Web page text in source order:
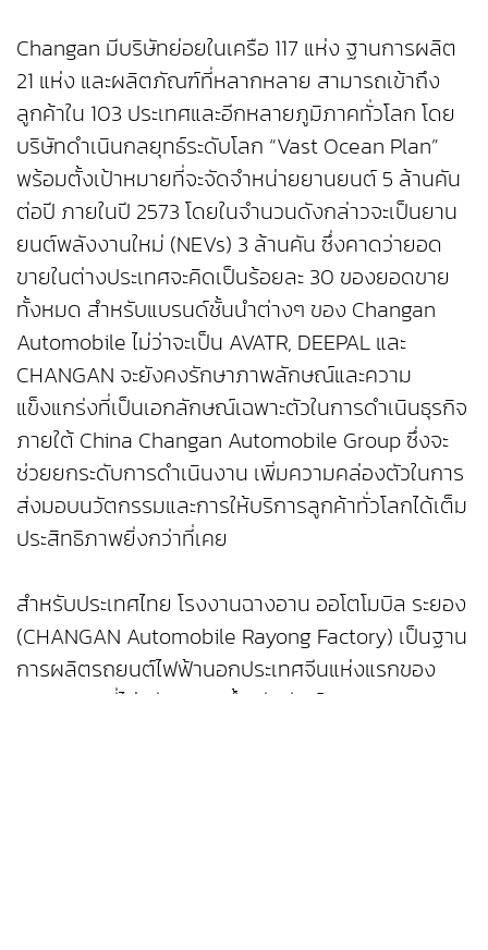
Changan มีบริษัทย่อยในเครือ 117 แห่ง ฐานการผลิต
21 แห่ง และผลิตภัณฑ์ที่หลากหลาย สามารถเข้าถึง
ลูกค้าใน 103 ประเทศและอีกหลายภูมิภาคทั่วโลก โดย
บริษัทดำเนินกลยุทธ์ระดับโลก “Vast Ocean Plan”
พร้อมตั้งเป้าหมายที่จะจัดจำหน่ายยานยนต์ 5 ล้านคัน
ต่อปี ภายในปี 2573 โดยในจำนวนดังกล่าวจะเป็นยาน
ยนต์พลังงานใหม่ (NEVs) 3 ล้านคัน ซึ่งคาดว่ายอด
ขายในต่างประเทศจะคิดเป็นร้อยละ 30 ของยอดขาย
ทั้งหมด สำหรับแบรนด์ชั้นนำต่างๆ ของ Changan
Automobile ไม่ว่าจะเป็น AVATR, DEEPAL และ
CHANGAN จะยังคงรักษาภาพลักษณ์และความ
แข็งแกร่งที่เป็นเอกลักษณ์เฉพาะตัวในการดำเนินธุรกิจ
ภายใต้ China Changan Automobile Group ซึ่งจะ
ช่วยยกระดับการดำเนินงาน เพิ่มความคล่องตัวในการ
ส่งมอบนวัตกรรมและการให้บริการลูกค้าทั่วโลกได้เต็ม
ประสิทธิภาพยิ่งกว่าที่เคย
สำหรับประเทศไทย โรงงานฉางอาน ออโตโมบิล ระยอง
(CHANGAN Automobile Rayong Factory) เป็นฐาน
การผลิตรถยนต์ไฟฟ้านอกประเทศจีนแห่งแรกของ
Changan ที่ไม่เพียงตอกย้ำวิสัยทัศน์ ‘In Thailand,